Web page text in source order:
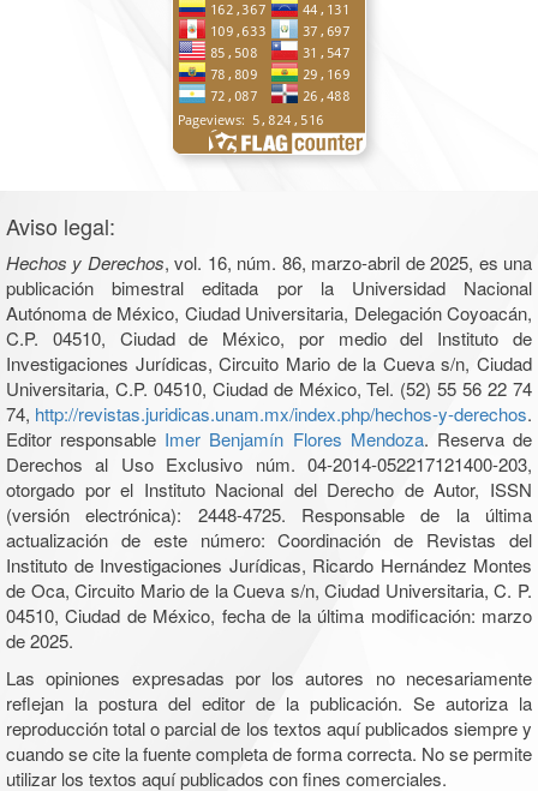
Aviso legal:
Hechos y Derechos, vol. 16, núm. 86, marzo-abril de 2025, es una
publicación bimestral editada por la Universidad Nacional
Autónoma de México, Ciudad Universitaria, Delegación Coyoacán,
C.P. 04510, Ciudad de México, por medio del Instituto de
Investigaciones Jurídicas, Circuito Mario de la Cueva s/n, Ciudad
Universitaria, C.P. 04510, Ciudad de México, Tel. (52) 55 56 22 74
74, http://revistas.juridicas.unam.mx/index.php/hechos-y-derechos.
Editor responsable Imer Benjamín Flores Mendoza. Reserva de
Derechos al Uso Exclusivo núm. 04-2014-052217121400-203,
otorgado por el Instituto Nacional del Derecho de Autor, ISSN
(versión electrónica): 2448-4725. Responsable de la última
actualización de este número: Coordinación de Revistas del
Instituto de Investigaciones Jurídicas, Ricardo Hernández Montes
de Oca, Circuito Mario de la Cueva s/n, Ciudad Universitaria, C. P.
04510, Ciudad de México, fecha de la última modificación: marzo
de 2025.
Las opiniones expresadas por los autores no necesariamente
reflejan la postura del editor de la publicación. Se autoriza la
reproducción total o parcial de los textos aquí publicados siempre y
cuando se cite la fuente completa de forma correcta. No se permite
utilizar los textos aquí publicados con fines comerciales.